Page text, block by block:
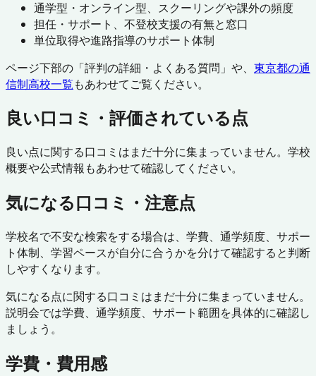
通学型・オンライン型、スクーリングや課外の頻度
担任・サポート、不登校支援の有無と窓口
単位取得や進路指導のサポート体制
ページ下部の「評判の詳細・よくある質問」や、 東京都の通
信制高校一覧もあわせてご覧ください。
良い口コミ・評価されている点
良い点に関する口コミはまだ十分に集まっていません。学校
概要や公式情報もあわせて確認してください。
気になる口コミ・注意点
学校名で不安な検索をする場合は、学費、通学頻度、サポー
ト体制、学習ペースが自分に合うかを分けて確認すると判断
しやすくなります。
気になる点に関する口コミはまだ十分に集まっていません。
説明会では学費、通学頻度、サポート範囲を具体的に確認し
ましょう。
学費・費用感